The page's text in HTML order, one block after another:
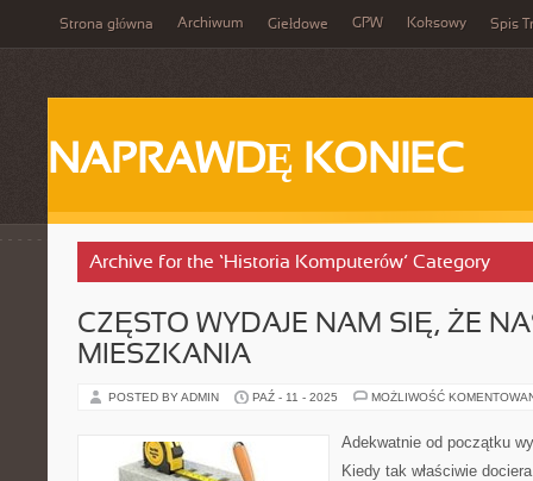
Strona główna Archiwum Giełdowe GPW Koksowy Spis
NAPRAWDĘ KONIEC
Archive for the ‘Historia Komputerów’ Category
CZĘSTO WYDAJE NAM SIĘ, ŻE
MIESZKANIA
POSTED BY ADMIN PAŹ - 11 - 2025 MOŻLIWOŚĆ
Adekwatnie od początku
Kiedy tak właściwie